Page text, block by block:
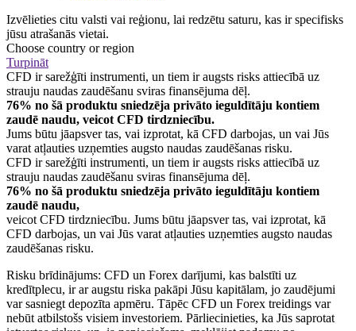
Izvēlieties citu valsti vai reģionu, lai redzētu saturu, kas ir specifisks
jūsu atrašanās vietai.
Choose country or region
Turpināt
CFD ir sarežģīti instrumenti, un tiem ir augsts risks attiecībā uz
strauju naudas zaudēšanu sviras finansējuma dēļ.
76% no šā produktu sniedzēja privāto ieguldītāju kontiem
zaudē naudu, veicot CFD tirdzniecību.
Jums būtu jāapsver tas, vai izprotat, kā CFD darbojas, un vai Jūs
varat atļauties uzņemties augsto naudas zaudēšanas risku.
CFD ir sarežģīti instrumenti, un tiem ir augsts risks attiecībā uz
strauju naudas zaudēšanu sviras finansējuma dēļ.
76% no šā produktu sniedzēja privāto ieguldītāju kontiem
zaudē naudu,
veicot CFD tirdzniecību. Jums būtu jāapsver tas, vai izprotat, kā
CFD darbojas, un vai Jūs varat atļauties uzņemties augsto naudas
zaudēšanas risku.
Risku brīdinājums: CFD un Forex darījumi, kas balstīti uz
kredītplecu, ir ar augstu riska pakāpi Jūsu kapitālam, jo zaudējumi
var sasniegt depozīta apmēru. Tāpēc CFD un Forex treidings var
nebūt atbilstošs visiem investoriem. Pārliecinieties, ka Jūs saprotat